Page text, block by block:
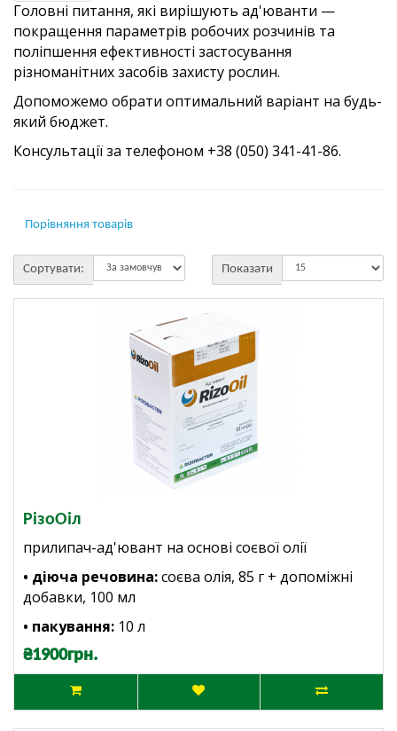
Головні питання, які вирішують ад'юванти —
покращення параметрів робочих розчинів та
поліпшення ефективності застосування
різноманітних засобів захисту рослин.
Допоможемо обрати оптимальний варіант на будь-
який бюджет.
Консультації за телефоном +38 (050) 341-41-86.
Порівняння товарів
Сортувати: Показати
РізоОіл
прилипач-ад'ювант на основі соєвої олії
• діюча речовина:соєва олія, 85 г + допоміжні
добавки, 100 мл
• пакування: 10 л
₴1900грн.